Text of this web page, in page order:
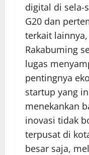
digital di sela-
G20 dan
terkait
Rakabuming
lugas
pentingnya
startup yang
menekankan
inovasi tidak
terpusat di
besar saja,